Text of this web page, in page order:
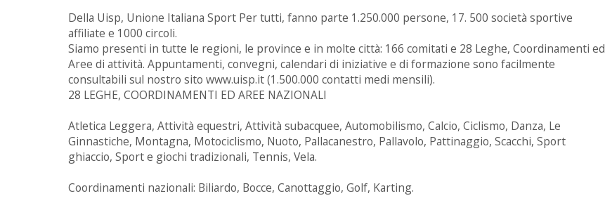
Della Uisp, Unione Italiana Sport Per tutti, fanno parte 1.250.000 persone, 17. 500 società sportive
affiliate e 1000 circoli.
Siamo presenti in tutte le regioni, le province e in molte città: 166 comitati e 28 Leghe, Coordinamenti ed
Aree di attività. Appuntamenti, convegni, calendari di iniziative e di formazione sono facilmente
consultabili sul nostro sito www.uisp.it (1.500.000 contatti medi mensili).
28 LEGHE, COORDINAMENTI ED AREE NAZIONALI
Atletica Leggera, Attività equestri, Attività subacquee, Automobilismo, Calcio, Ciclismo, Danza, Le
Ginnastiche, Montagna, Motociclismo, Nuoto, Pallacanestro, Pallavolo, Pattinaggio, Scacchi, Sport
ghiaccio, Sport e giochi tradizionali, Tennis, Vela.
Coordinamenti nazionali: Biliardo, Bocce, Canottaggio, Golf, Karting.